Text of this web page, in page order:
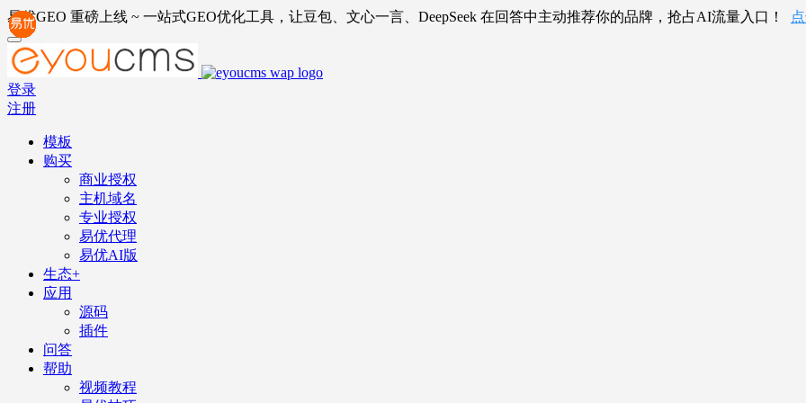
易优GEO 重磅上线 ~ 一站式GEO优化工具，让豆包、文心一言、DeepSeek 在回答中主动推荐你的品牌，抢占AI流量入口！
登录
注册
模板
购买
商业授权
主机域名
专业授权
易优代理
易优AI版
生态+
应用
源码
插件
问答
帮助
视频教程